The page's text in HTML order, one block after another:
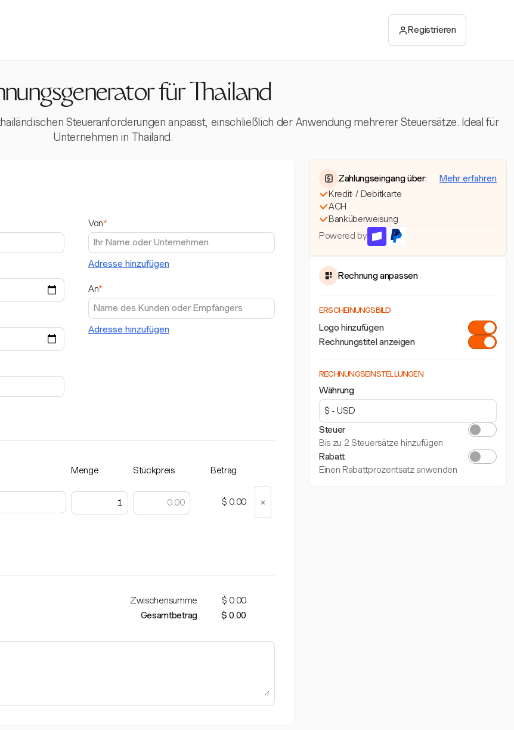
Registrieren
für Thailand
Steueranforderungen anpasst, einschließlich der Anwendung mehrerer Steuersätze. Ideal für
Unternehmen in Thailand.
Von*
Adresse hinzufügen
An*
Adresse hinzufügen
Menge Stückpreis Betrag
$ 0.00
Zwischensumme
$ 0.00
Gesamtbetrag
$ 0.00
Zahlungseingang über:
Mehr erfahren
Kredit- / Debitkarte
ACH
Banküberweisung
Powered by
Rechnung anpassen
ERSCHEINUNGSBILD
Logo hinzufügen
Rechnungstitel anzeigen
RECHNUNGSEINSTELLUNGEN
Währung
Steuer
Bis zu 2 Steuersätze hinzufügen
Rabatt
Einen Rabattprozentsatz anwenden